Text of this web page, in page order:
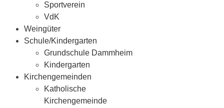
Sportverein
VdK
Weingüter
Schule/Kindergarten
Grundschule Dammheim
Kindergarten
Kirchengemeinden
Katholische
Kirchengemeinde